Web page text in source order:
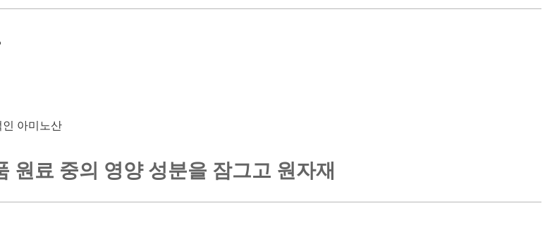
아미노산
원료 중의 영양 성분을 잠그고 원자재